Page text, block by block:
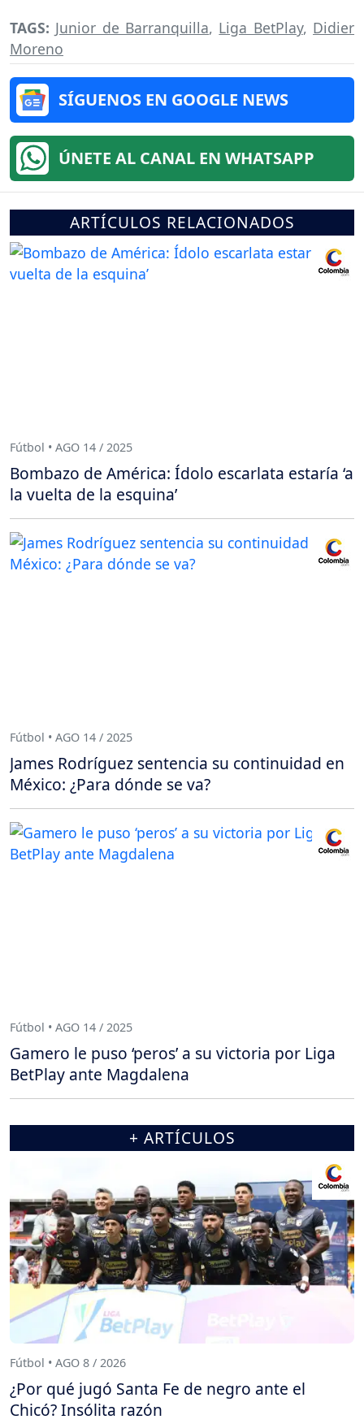
TAGS: Junior de Barranquilla, Liga BetPlay, Didier
Moreno
SÍGUENOS EN GOOGLE NEWS
ÚNETE AL CANAL EN WHATSAPP
ARTÍCULOS RELACIONADOS
Fútbol • AGO 14 / 2025
Bombazo de América: Ídolo escarlata estaría ‘a
la vuelta de la esquina’
Fútbol • AGO 14 / 2025
James Rodríguez sentencia su continuidad en
México: ¿Para dónde se va?
Fútbol • AGO 14 / 2025
Gamero le puso ‘peros’ a su victoria por Liga
BetPlay ante Magdalena
+ ARTÍCULOS
Fútbol • AGO 8 / 2026
¿Por qué jugó Santa Fe de negro ante el
Chicó? Insólita razón